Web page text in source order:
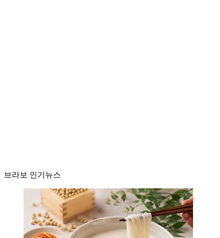
브라보 인기뉴스